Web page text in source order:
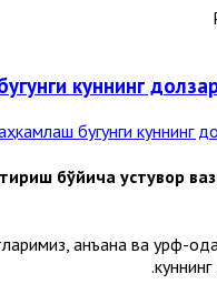
куннинг
бўйича устувор
анъана ва урф-
.